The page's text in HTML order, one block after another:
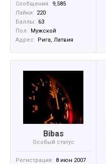
Сообщения: 9,585
Лайки: 220
Баллы: 63
Пол: Мужской
Адрес: Рига, Латвия
Bibas
Особый статус
Регистрация: 8 июн 2007